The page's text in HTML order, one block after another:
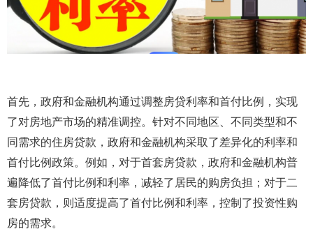
首先，政府和金融机构通过调整房贷利率和首付比例，实现
了对房地产市场的精准调控。针对不同地区、不同类型和不
同需求的住房贷款，政府和金融机构采取了差异化的利率和
首付比例政策。例如，对于首套房贷款，政府和金融机构普
遍降低了首付比例和利率，减轻了居民的购房负担；对于二
套房贷款，则适度提高了首付比例和利率，控制了投资性购
房的需求。